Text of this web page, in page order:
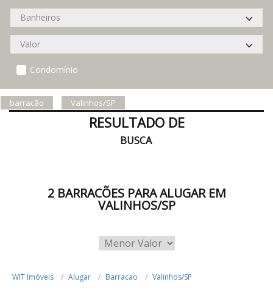
Condomínio
barracão Valinhos/SP
RESULTADO DE
BUSCA
2 BARRACÕES PARA ALUGAR EM
VALINHOS/SP
WIT Imóveis Alugar Barracao Valinhos/SP